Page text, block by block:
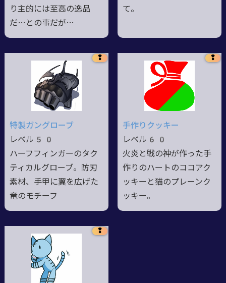
り主的には至高の逸品
だ…との事だが…
て。
❢
特製ガングローブ
レベル50
ハーフフィンガーのタク
ティカルグローブ。防刃
素材、手甲に翼を広げた
竜のモチーフ
❢
手作りクッキー
レベル60
火炎と戦の神が作った手
作りのハートのココアク
ッキーと猫のプレーンク
ッキー。
❢